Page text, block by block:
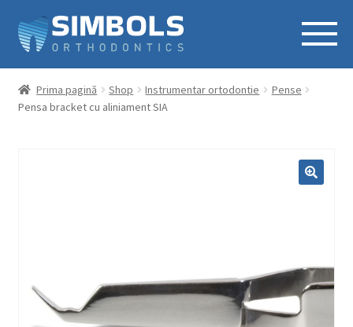
Prima pagină Shop Instrumentar ortodontie
Pense
Pensa bracket cu aliniament SIA